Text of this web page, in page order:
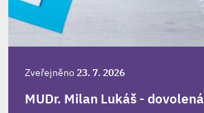
Zveřejněno23. 7. 2026
MUDr. Milan Lukáš - dovolená